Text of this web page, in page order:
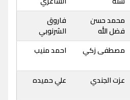
محمد حسن
فضل الله
فاروق
الشرنوبي
مصطفى زكي احمد منيب
عزت الجندي علي حميده